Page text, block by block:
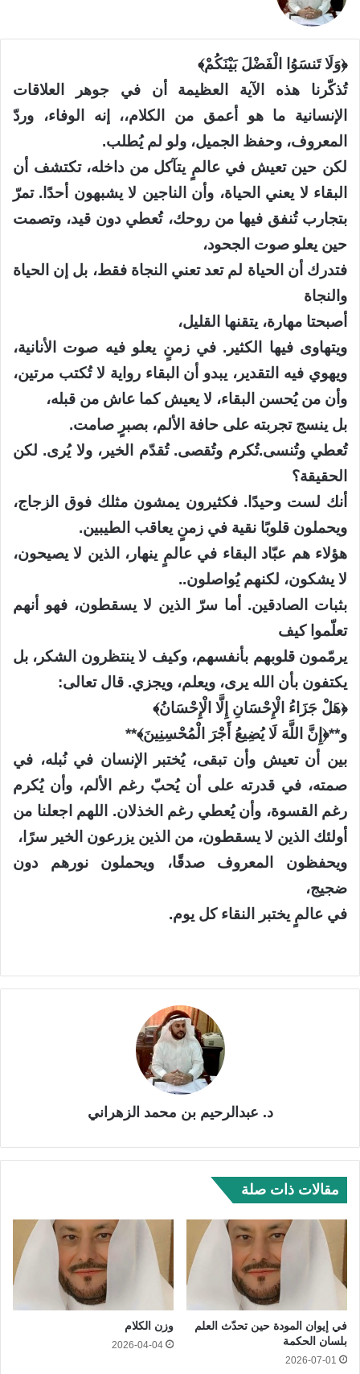
﴿وَلَا تَنسَوُا الْفَضْلَ بَيْنَكُمْ﴾
تُذكّرنا هذه الآية العظيمة أن في جوهر العلاقات
الإنسانية ما هو أعمق من الكلام،، إنه الوفاء، وردّ
المعروف، وحفظ الجميل، ولو لم يُطلب.
لكن حين تعيش في عالمٍ يتآكل من داخله، تكتشف أن
البقاء لا يعني الحياة، وأن الناجين لا يشبهون أحدًا. تمرّ
بتجارب تُنفق فيها من روحك، تُعطي دون قيد، وتصمت
حين يعلو صوت الجحود،
فتدرك أن الحياة لم تعد تعني النجاة فقط، بل إن الحياة
والنجاة
أصبحتا مهارة، يتقنها القليل،
ويتهاوى فيها الكثير. في زمنٍ يعلو فيه صوت الأنانية،
ويهوي فيه التقدير، يبدو أن البقاء رواية لا تُكتب مرتين،
وأن من يُحسن البقاء، لا يعيش كما عاش من قبله،
بل ينسج تجربته على حافة الألم، بصبرٍ صامت.
تُعطي وتُنسى.تُكرم وتُقصى. تُقدّم الخير، ولا يُرى. لكن
الحقيقة؟
أنك لست وحيدًا. فكثيرون يمشون مثلك فوق الزجاج،
ويحملون قلوبًا نقية في زمنٍ يعاقب الطيبين.
هؤلاء هم عبّاد البقاء في عالمٍ ينهار، الذين لا يصيحون،
لا يشكون، لكنهم يُواصلون..
بثبات الصادقين. أما سرّ الذين لا يسقطون، فهو أنهم
تعلّموا كيف
يرمّمون قلوبهم بأنفسهم، وكيف لا ينتظرون الشكر، بل
يكتفون بأن الله يرى، ويعلم، ويجزي. قال تعالى:
﴿هَلْ جَزَاءُ الْإِحْسَانِ إِلَّا الْإِحْسَانُ﴾
و**﴿إِنَّ اللَّهَ لَا يُضِيعُ أَجْرَ الْمُحْسِنِينَ﴾**
بين أن تعيش وأن تبقى، يُختبر الإنسان في نُبله، في
صمته، في قدرته على أن يُحبّ رغم الألم، وأن يُكرم
رغم القسوة، وأن يُعطي رغم الخذلان. اللهم اجعلنا من
أولئك الذين لا يسقطون، من الذين يزرعون الخير سرًا،
ويحفظون المعروف صدقًا، ويحملون نورهم دون
ضجيج،
في عالمٍ يختبر النقاء كل يوم.
د. عبدالرحيم بن محمد الزهراني
مقالات ذات صلة
في إيوان المودة حين تحدّث العلم
بلسان الحكمة
2026-07-01
وزن الكلام
2026-04-04